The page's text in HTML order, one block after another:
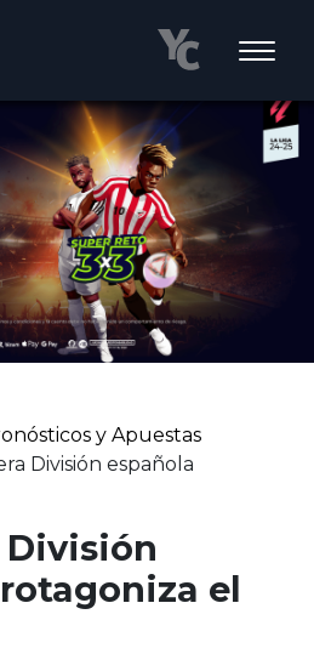
y Apuestas
División española
División
el